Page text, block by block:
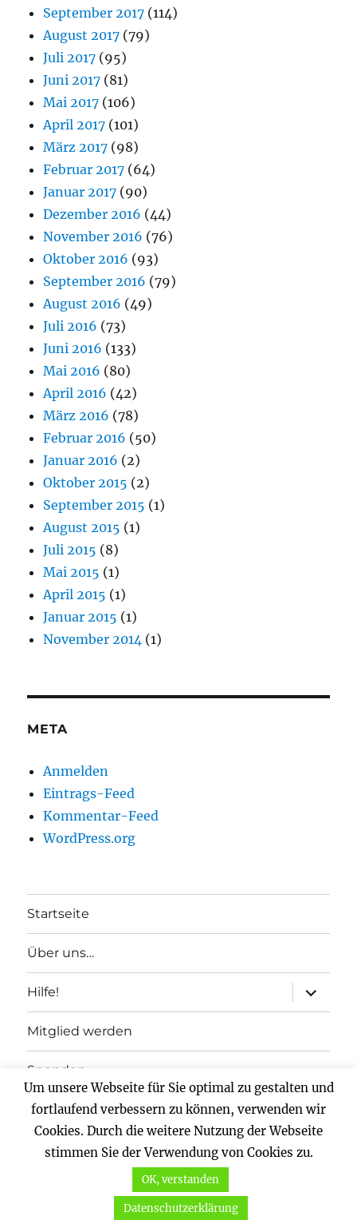
September 2017 (114)
August 2017 (79)
Juli 2017 (95)
Juni 2017 (81)
Mai 2017 (106)
April 2017 (101)
März 2017 (98)
Februar 2017 (64)
Januar 2017 (90)
Dezember 2016 (44)
November 2016 (76)
Oktober 2016 (93)
September 2016 (79)
August 2016 (49)
Juli 2016 (73)
Juni 2016 (133)
Mai 2016 (80)
April 2016 (42)
März 2016 (78)
Februar 2016 (50)
Januar 2016 (2)
Oktober 2015 (2)
September 2015 (1)
August 2015 (1)
Juli 2015 (8)
Mai 2015 (1)
April 2015 (1)
Januar 2015 (1)
November 2014 (1)
META
Anmelden
Eintrags-Feed
Kommentar-Feed
WordPress.org
Startseite
Über uns…
Hilfe!
anzeigen
Mitglied werden
Spenden
Impressum
Datenschutz
Mit Stolz präsentiert von WordPress
Um unsere Webseite für Sie optimal zu gestalten und
fortlaufend verbessern zu können, verwenden wir
Cookies. Durch die weitere Nutzung der Webseite
stimmen Sie der Verwendung von Cookies zu.
OK, verstanden
Datenschutzerklärung